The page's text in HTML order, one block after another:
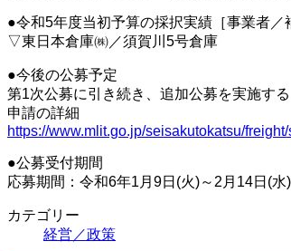
●令和5年度当初予算の採択実績［事業者／
▽東日本倉庫㈱／須賀川5号倉庫
●今後の公募予定
第1次公募に引き続き、追加公募を実施する
申請の詳細
https://www.mlit.go.jp/seisakutokatsu/
●公募受付期間
応募期間：令和6年1月9日(火)～2月14日(水
カテゴリー
経営／政策